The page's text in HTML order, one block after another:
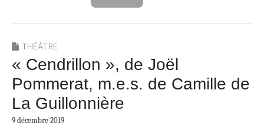
THÉÂTRE
« Cendrillon », de Joël
Pommerat, m.e.s. de Camille de
La Guillonnière
9 décembre 2019